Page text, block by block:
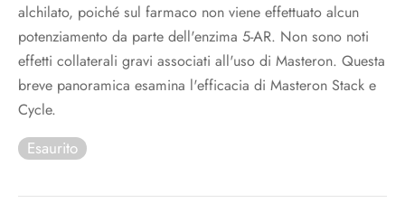
alchilato, poiché sul farmaco non viene effettuato alcun
potenziamento da parte dell'enzima 5-AR. Non sono noti
effetti collaterali gravi associati all'uso di Masteron. Questa
breve panoramica esamina l'efficacia di Masteron Stack e
Cycle.
Esaurito